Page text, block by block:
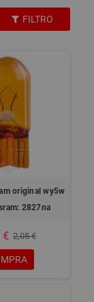
FILTRO
original wy5w
2827na
€ 2,05 €